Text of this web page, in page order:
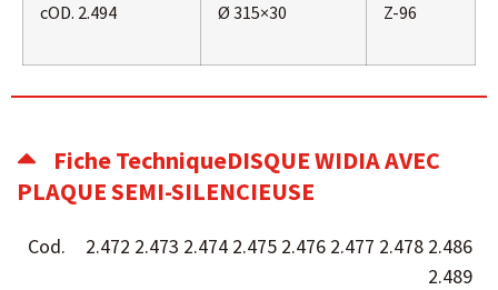
cOD. 2.494 Ø 315×30 Z-96
Fiche TechniqueDISQUE WIDIA AVEC
PLAQUE SEMI-SILENCIEUSE
Cod.
2.472 2.473 2.474 2.475 2.476 2.477 2.478 2.486
2.489